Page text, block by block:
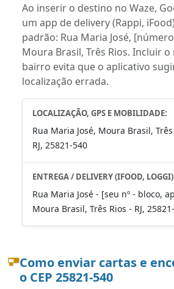
Ao inserir o destino no Waze,
um app de delivery (Rappi,
padrão: Rua Maria José,
Moura Brasil, Três Rios. Incluir
bairro evita que o aplicativo
localização errada.
LOCALIZAÇÃO, GPS E MOBILIDADE:
Rua Maria José, Moura Brasil,
RJ, 25821-540
ENTREGA / DELIVERY (IFOOD,
Rua Maria José - [seu nº - bloco,
Moura Brasil, Três Rios - RJ,
Como enviar cartas e
o CEP 25821-540